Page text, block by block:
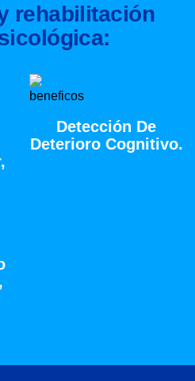
rehabilitación
icológica:
Detección De
Deterioro Cognitivo.